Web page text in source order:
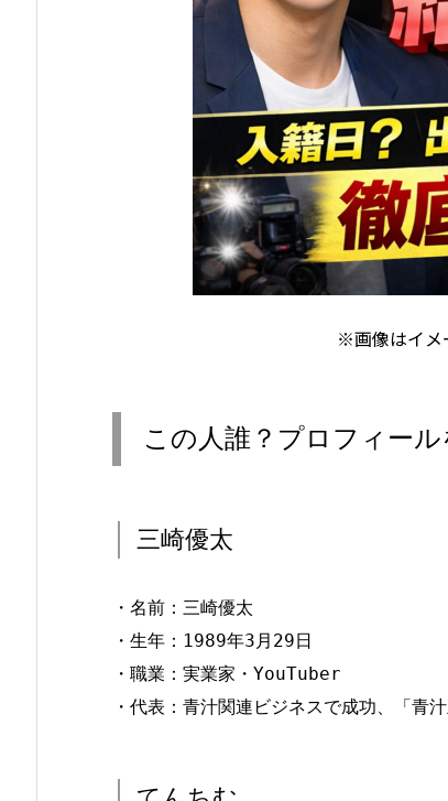
※画像はイメ
この人誰？プロフィー
三崎優太
・名前：三崎優太
・生年：1989年3月29日
・職業：実業家・YouTuber
・代表：青汁関連ビジネスで成功、「青